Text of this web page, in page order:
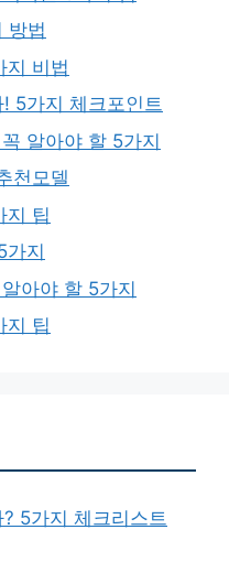
방법
지 비법
5가지 체크포인트
알아야 할 5가지
천모델
지 팁
가지
아야 할 5가지
지 팁
5가지 체크리스트